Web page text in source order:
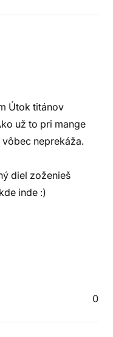
Útok titánov
už to pri mange
neprekáža.
diel zoženieš
inde :)
0